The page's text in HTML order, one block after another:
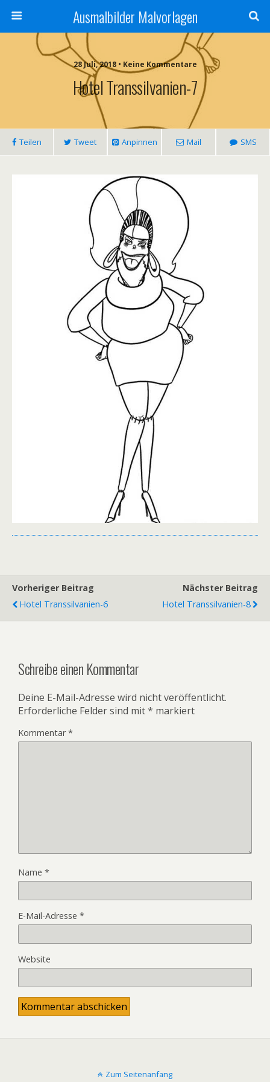
Ausmalbilder Malvorlagen
28 Juli, 2018 • Keine Kommentare
Hotel Transsilvanien-7
Teilen Tweet Anpinnen Mail SMS
Vorheriger Beitrag
Hotel Transsilvanien-6
Nächster Beitrag
Hotel Transsilvanien-8
Schreibe einen Kommentar
Deine E-Mail-Adresse wird nicht veröffentlicht.
Erforderliche Felder sind mit* markiert
Kommentar*
Name *
E-Mail-Adresse *
Website
Zum Seitenanfang